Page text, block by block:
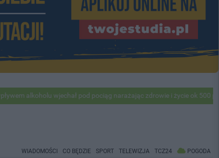
wjechał pod pociąg narażając zdrowie i życie ok 500 pasażerów!
WIADOMOŚCI CO BĘDZIE SPORT TELEWIZJA TCZ24 POGODA